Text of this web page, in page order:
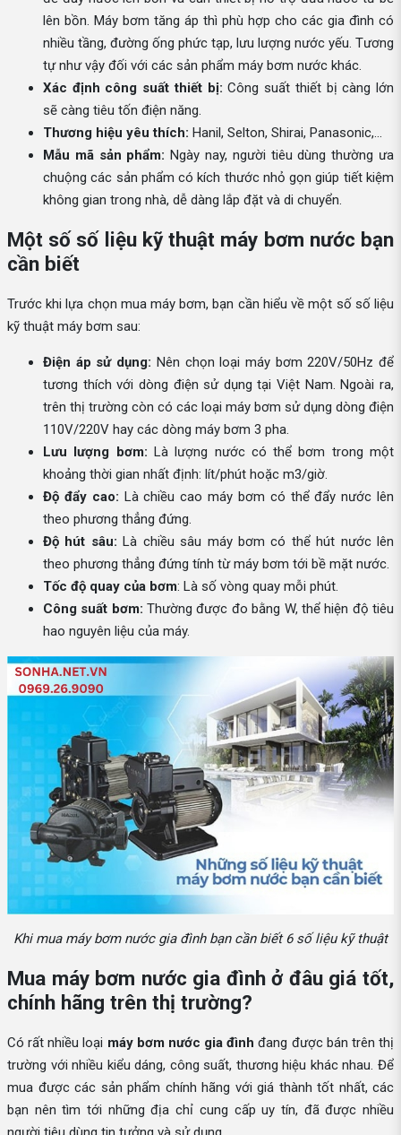
lên bồn. Máy bơm tăng áp thì phù hợp cho các gia đình có
nhiều tầng, đường ống phức tạp, lưu lượng nước yếu. Tương
tự như vậy đối với các sản phẩm máy bơm nước khác.
Xác định công suất thiết bị: Công suất thiết bị càng lớn
sẽ càng tiêu tốn điện năng.
Thương hiệu yêu thích: Hanil, Selton, Shirai, Panasonic,...
Mẫu mã sản phẩm: Ngày nay, người tiêu dùng thường ưa
chuộng các sản phẩm có kích thước nhỏ gọn giúp tiết kiệm
không gian trong nhà, dễ dàng lắp đặt và di chuyển.
Một số số liệu kỹ thuật máy bơm nước bạn
cần biết
Trước khi lựa chọn mua máy bơm, bạn cần hiểu về một số số liệu
kỹ thuật máy bơm sau:
Điện áp sử dụng: Nên chọn loại máy bơm 220V/50Hz để
tương thích với dòng điện sử dụng tại Việt Nam. Ngoài ra,
trên thị trường còn có các loại máy bơm sử dụng dòng điện
110V/220V hay các dòng máy bơm 3 pha.
Lưu lượng bơm: Là lượng nước có thể bơm trong một
khoảng thời gian nhất định: lít/phút hoặc m3/giờ.
Độ đẩy cao: Là chiều cao máy bơm có thể đẩy nước lên
theo phương thẳng đứng.
Độ hút sâu: Là chiều sâu máy bơm có thể hút nước lên
theo phương thẳng đứng tính từ máy bơm tới bề mặt nước.
Tốc độ quay của bơm: Là số vòng quay mỗi phút.
Công suất bơm: Thường được đo bằng W, thể hiện độ tiêu
hao nguyên liệu của máy.
Khi mua máy bơm nước gia đình bạn cần biết 6 số liệu kỹ thuật
Mua máy bơm nước gia đình ở đâu giá tốt,
chính hãng trên thị trường?
Có rất nhiều loại máy bơm nước gia đình đang được bán trên thị
trường với nhiều kiểu dáng, công suất, thương hiệu khác nhau. Để
mua được các sản phẩm chính hãng với giá thành tốt nhất, các
bạn nên tìm tới những địa chỉ cung cấp uy tín, đã được nhiều